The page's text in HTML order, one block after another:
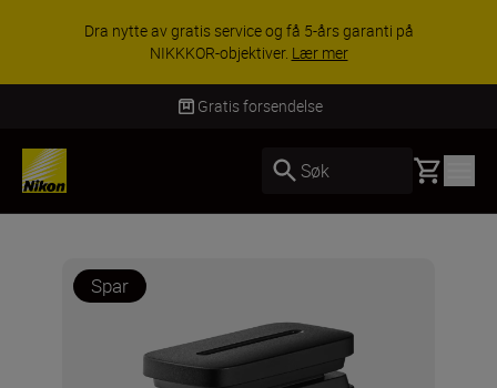
Dra nytte av gratis service og få 5-års garanti på
NIKKKOR-objektiver. Lær mer
Gratis forsendelse
Søk Basket
Spar